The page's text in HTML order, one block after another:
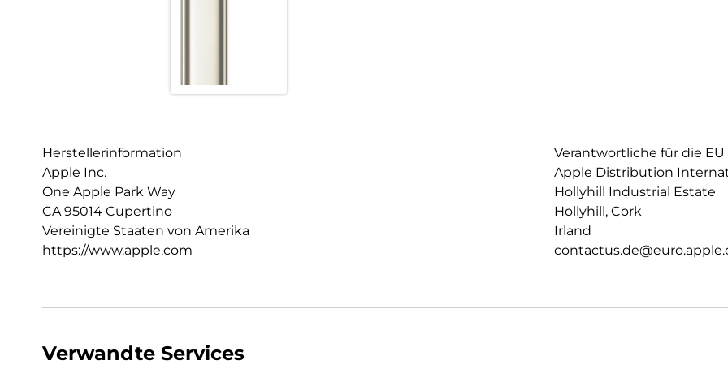
Herstellerinformation
Apple Inc.
One Apple Park Way
CA 95014 Cupertino
Vereinigte Staaten von Amerika
https://www.apple.com
Verantwortliche für die EU
Apple Distribution
Hollyhill Industrial Estate
Hollyhill, Cork
Irland
Verwandte Services